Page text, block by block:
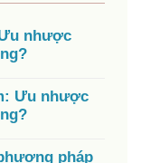
nhược
Ưu nhược
pháp